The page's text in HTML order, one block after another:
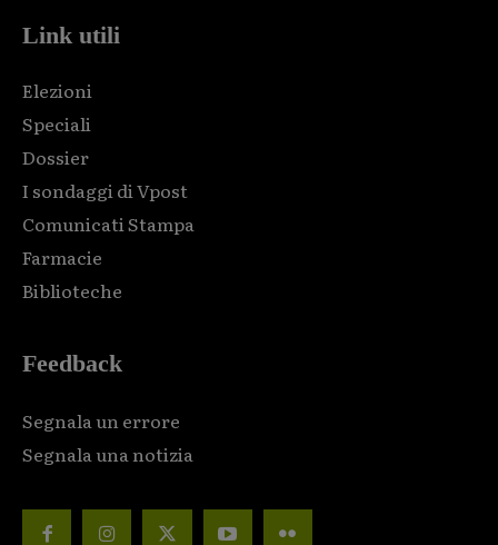
Link utili
Elezioni
Speciali
Dossier
I sondaggi di Vpost
Comunicati Stampa
Farmacie
Biblioteche
Feedback
Segnala un errore
Segnala una notizia